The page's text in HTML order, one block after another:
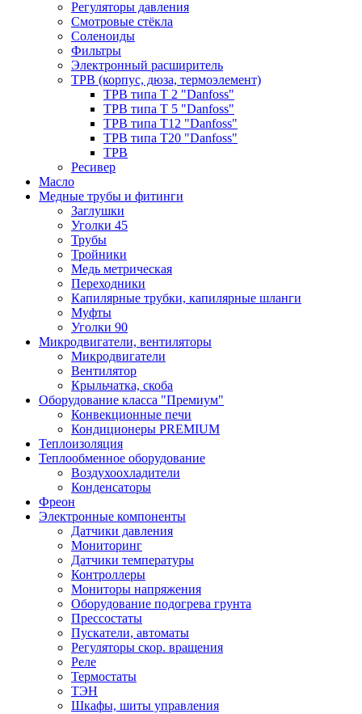
Регуляторы давления
Смотровые стёкла
Соленоиды
Фильтры
Электронный расширитель
ТРВ (корпус, дюза, термоэлемент)
ТРВ типа Т 2 "Danfoss"
ТРВ типа Т 5 "Danfoss"
ТРВ типа Т12 "Danfoss"
ТРВ типа Т20 "Danfoss"
ТРВ
Ресивер
Масло
Медные трубы и фитинги
Заглушки
Уголки 45
Трубы
Тройники
Медь метрическая
Переходники
Капилярные трубки, капилярные шланги
Муфты
Уголки 90
Микродвигатели, вентиляторы
Микродвигатели
Вентилятор
Крыльчатка, скоба
Оборудование класса "Премиум"
Конвекционные печи
Кондиционеры PREMIUM
Теплоизоляция
Теплообменное оборудование
Воздухоохладители
Конденсаторы
Фреон
Электронные компоненты
Датчики давления
Мониторинг
Датчики температуры
Контроллеры
Мониторы напряжения
Оборудование подогрева грунта
Прессостаты
Пускатели, автоматы
Регуляторы скор. вращения
Реле
Термостаты
ТЭН
Шкафы, шиты управления